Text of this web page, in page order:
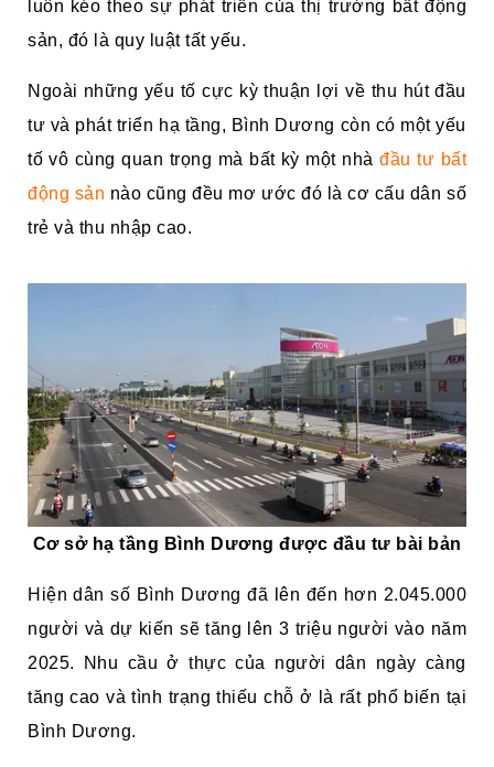
luôn kéo theo sự phát triển của thị trường bất động
sản, đó là quy luật tất yếu.
Ngoài những yếu tố cực kỳ thuận lợi về thu hút đầu
tư và phát triển hạ tầng, Bình Dương còn có một yếu
tố vô cùng quan trọng mà bất kỳ một nhàđầu tư bất
động sản nào cũng đều mơ ước đó là cơ cấu dân số
trẻ và thu nhập cao.
Cơ sở hạ tầng Bình Dương được đầu tư bài bản
Hiện dân số Bình Dương đã lên đến hơn 2.045.000
người và dự kiến sẽ tăng lên 3 triệu người vào năm
2025. Nhu cầu ở thực của người dân ngày càng
tăng cao và tình trạng thiếu chỗ ở là rất phổ biến tại
Bình Dương.